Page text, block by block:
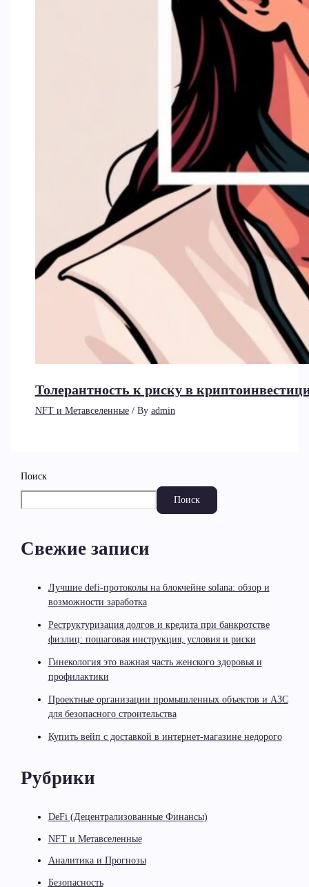
Толерантность к риску в
NFT и Метавселенные/ By admin
Поиск
Поиск
Свежие записи
Лучшие defi-протоколы на блокчейне solana: обзор и
возможности заработка
Реструктуризация долгов и кредита при банкротстве
физлиц: пошаговая инструкция, условия и риски
Гинекология это важная часть женского здоровья и
профилактики
Проектные организации промышленных объектов и АЗС
для безопасного строительства
Купить вейп с доставкой в интернет-магазине недорого
Рубрики
DeFi (Децентрализованные Финансы)
NFT и Метавселенные
Аналитика и Прогнозы
Безопасность